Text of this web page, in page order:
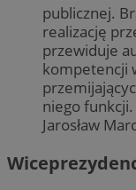
publicznej.
realizację
przewiduje
kompetencji
niego funkcji.
Jarosław